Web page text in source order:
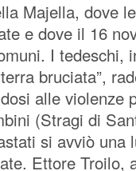
Majella, dove
e dove il 16
I tedeschi,
bruciata”,
alle violenze
(Stragi di
si avviò una
Ettore Troilo,